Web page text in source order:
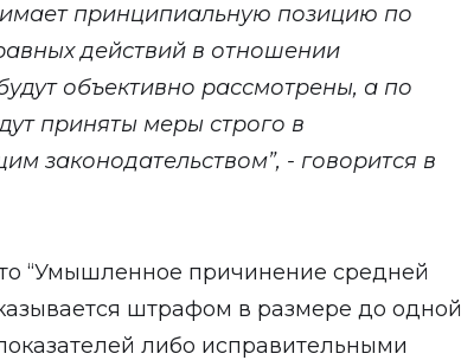
принципиальную позицию по
действий в отношении
объективно рассмотрены, а по
приняты меры строго в
законодательством”, - говорится в
“Умышленное причинение средней
штрафом в размере до одной
либо исправительными